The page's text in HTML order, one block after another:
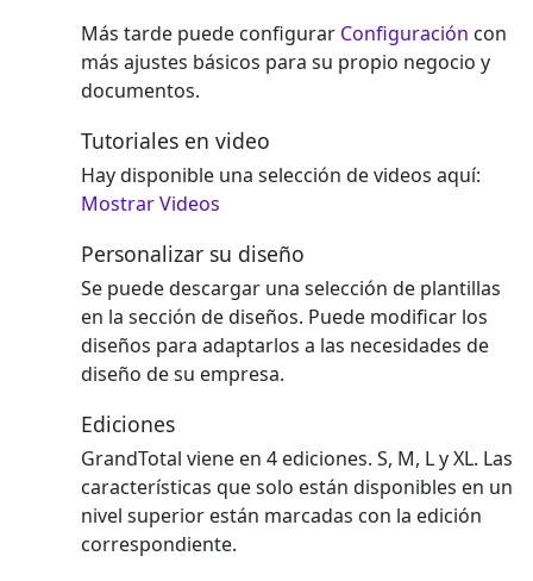
Más tarde puede configurar Configuración con
más ajustes básicos para su propio negocio y
documentos.
Tutoriales en video
Hay disponible una selección de videos aquí:
Mostrar Videos
Personalizar su diseño
Se puede descargar una selección de plantillas
en la sección de diseños. Puede modificar los
diseños para adaptarlos a las necesidades de
diseño de su empresa.
Ediciones
GrandTotal viene en 4 ediciones. S, M, L y XL. Las
características que solo están disponibles en un
nivel superior están marcadas con la edición
correspondiente.